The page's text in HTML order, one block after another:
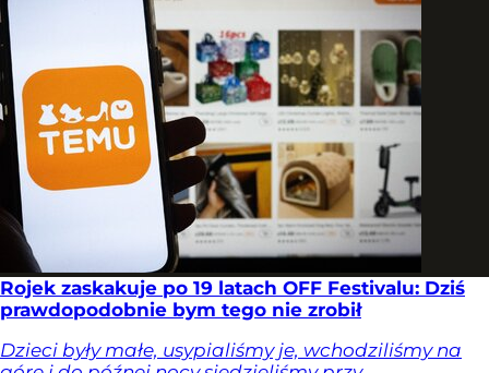
Rojek zaskakuje po 19 latach OFF Festivalu: Dziś
prawdopodobnie bym tego nie zrobił
Dzieci były małe, usypialiśmy je, wchodziliśmy na